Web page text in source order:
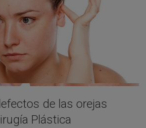
de las orejas
Plástica